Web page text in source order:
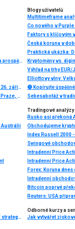
Americké HDP by se mělo dočkat revize směrem nahoru a prospět dolaru
Doporučení pro obchodování a analýza EUR/USD ze dne 26. září. Euro zpomaluje, a to už je dobré znamení
Zdražování vody v ČR příští rok nabere na tempu, nejen v Praze, některá města zvažují zastropování její ceny. Důraz na šetření vodou lze čekat spíše od žen než od mužů
Blogy uživatelů
Multitimeframe
Co nového v Purple
Faktory s klíčovým
Česká koruna v
Praktická ukázka:
Kryptoměny vs.
Výhľad na trhy EUR/
🔴 Kopírujte
Austrálii
Tradingové analýzy
Rusko asi překoná
Index Russell 2000
Swingové
Intradenní Price
Intradenní Price
Forex: Koruna
Intradenní
Bitcoin poprvé
Reuters: USA
Kniha "FOREX – Ziskové intradenní a swingové obchodní strategie" od Kathy Lien vychází v češtině!
Odborné kurzy a
Jak vytvářet